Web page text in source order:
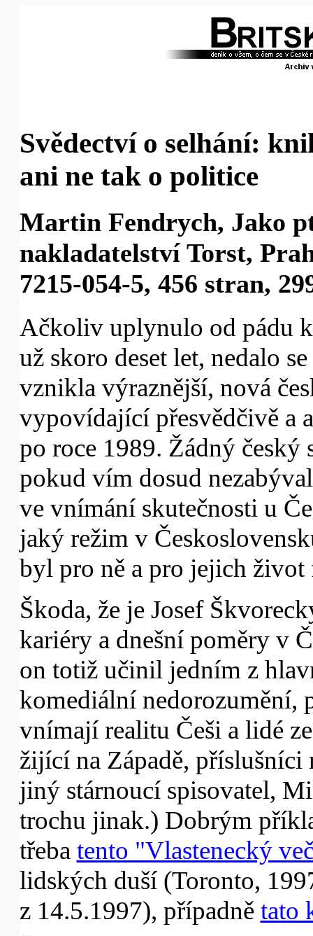
Svědectví o selhání:
ani ne tak o politice
Martin Fendrych, Jako
nakladatelství Torst,
7215-054-5, 456 stran,
Ačkoliv uplynulo od pádu
už skoro deset let, nedalo
vznikla výraznější, nová
vypovídající přesvědčivě a
po roce 1989. Žádný český
pokud vím dosud
ve vnímání skutečnosti u
jaký režim v
byl pro ně a pro jejich
Škoda, že je Josef
kariéry a dnešní poměry v
on totiž učinil jedním z
komediální nedorozumění,
vnímají realitu Češi a lidé
žijící na Západě,
jiný stárnoucí spisovatel,
trochu jinak.) Dobrým
třeba tento "Vlastenecký
lidských duší (Toronto,
z 14.5.1997), případně tato